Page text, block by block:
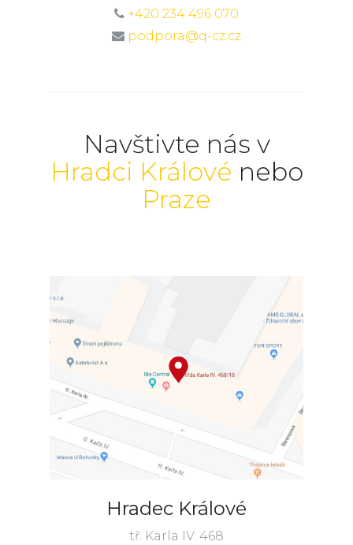
+420 234 496 070
podpora@q-cz.cz
Navštivte nás v
Hradci Králové nebo
Praze
Hradec Králové
tř. Karla IV. 468